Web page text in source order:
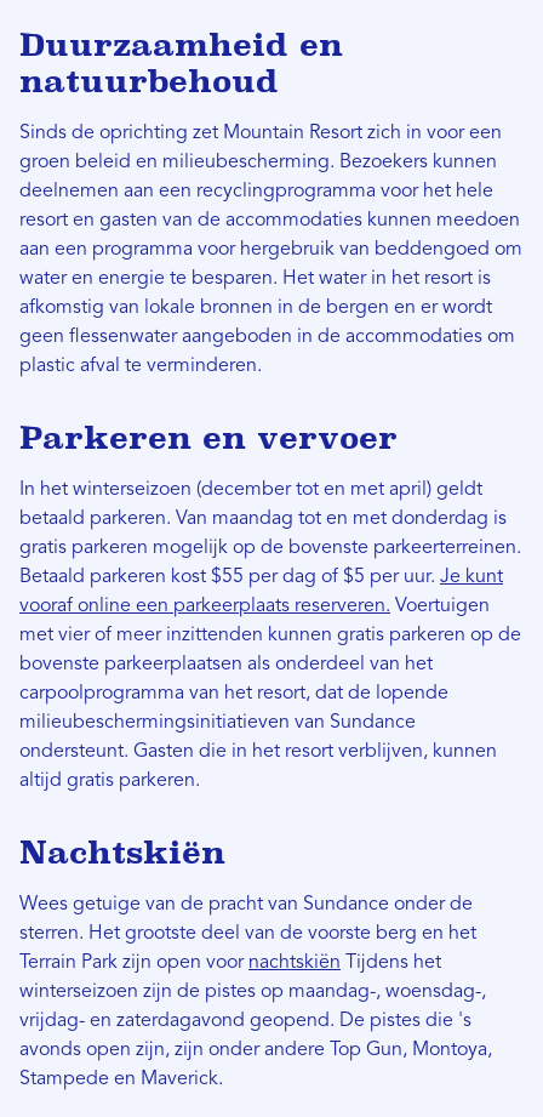
Duurzaamheid en
natuurbehoud
Sinds de oprichting zet Mountain Resort zich in voor een
groen beleid en milieubescherming. Bezoekers kunnen
deelnemen aan een recyclingprogramma voor het hele
resort en gasten van de accommodaties kunnen meedoen
aan een programma voor hergebruik van beddengoed om
water en energie te besparen. Het water in het resort is
afkomstig van lokale bronnen in de bergen en er wordt
geen flessenwater aangeboden in de accommodaties om
plastic afval te verminderen.
Parkeren en vervoer
In het winterseizoen (december tot en met april) geldt
betaald parkeren. Van maandag tot en met donderdag is
gratis parkeren mogelijk op de bovenste parkeerterreinen.
Betaald parkeren kost $55 per dag of $5 per uur. Je kunt
vooraf online een parkeerplaats reserveren. Voertuigen
met vier of meer inzittenden kunnen gratis parkeren op de
bovenste parkeerplaatsen als onderdeel van het
carpoolprogramma van het resort, dat de lopende
milieubeschermingsinitiatieven van Sundance
ondersteunt. Gasten die in het resort verblijven, kunnen
altijd gratis parkeren.
Nachtskiën
Wees getuige van de pracht van Sundance onder de
sterren. Het grootste deel van de voorste berg en het
Terrain Park zijn open voor nachtskiën Tijdens het
winterseizoen zijn de pistes op maandag-, woensdag-,
vrijdag- en zaterdagavond geopend. De pistes die 's
avonds open zijn, zijn onder andere Top Gun, Montoya,
Stampede en Maverick.